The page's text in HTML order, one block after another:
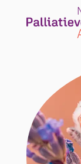
Skip To Content